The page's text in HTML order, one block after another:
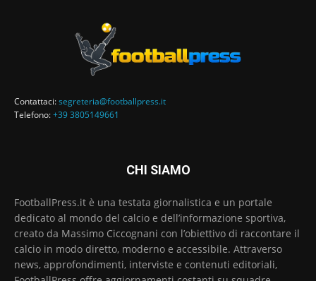
Contattaci:segreteria@footballpress.it
Telefono:+39 3805149661
CHI SIAMO
FootballPress.it è una testata giornalistica e un portale
dedicato al mondo del calcio e dell’informazione sportiva,
creato da Massimo Ciccognani con l’obiettivo di raccontare il
calcio in modo diretto, moderno e accessibile. Attraverso
news, approfondimenti, interviste e contenuti editoriali,